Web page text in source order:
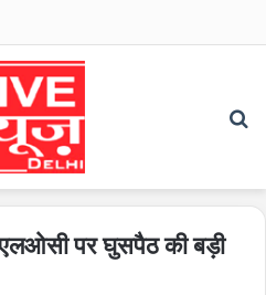
पर घुसपैठ की बड़ी